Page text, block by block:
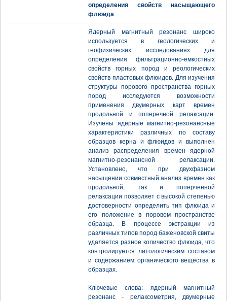
определения свойств насыщающего
флюида
Ядерный магнитный резонанс широко
используется в геологических и
геофизических исследованиях для
определения фильтрационно-ёмкостных
свойств горных пород и реологических
свойств пластовых флюидов. Для изучения
структуры порового пространства горных
пород исследуются возможности
применения двумерных карт времен
продольной и поперечной релаксации.
Изучены ядерные магнитно-резонансные
характеристики различных по составу
образцов керна и флюидов и выполнен
анализ распределения времен ядерной
магнитно-резонансной релаксации.
Установлено, что при двухфазном
насыщении совместный анализ времен как
продольной, так и поперченной
релаксации позволяет с высокой степенью
достоверности определить тип флюида и
его положение в поровом пространстве
образца. В процессе экстракции из
различных типов пород баженовской свиты
удаляется разное количество флюида, что
контролируется литологическим составом
и содержанием органического вещества в
образцах.
Ключевые слова: ядерный магнитный
резонанс - релаксометрия, двумерные